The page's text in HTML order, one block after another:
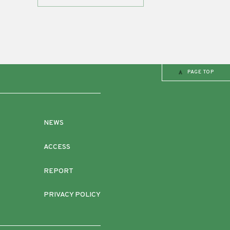
PAGE TOP
NEWS
ACCESS
REPORT
PRIVACY POLICY